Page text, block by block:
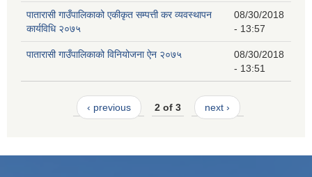
पातारासी गाउँपालिकाको एकीकृत सम्पत्ती कर व्यवस्थापन
कार्यविधि २०७५
08/30/2018
- 13:57
पातारासी गाउँपालिकाको विनियोजना ऐन २०७५
08/30/2018
- 13:51
‹ previous 2 of 3 next ›